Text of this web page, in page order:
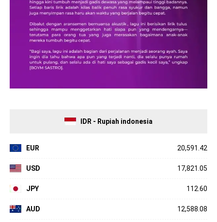
IDR - Rupiah indonesia
EUR 20,591.42
USD 17,821.05
JPY 112.60
AUD 12,588.08